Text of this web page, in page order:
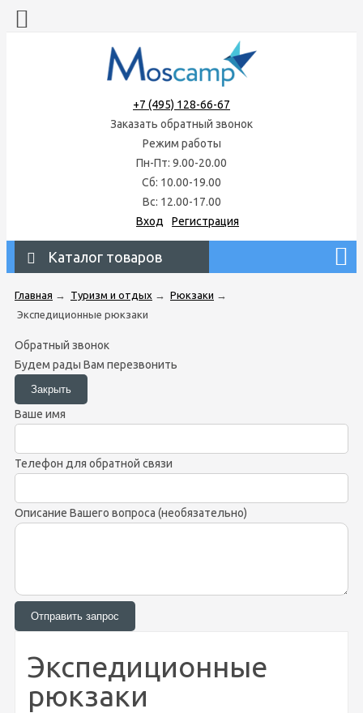
+7 (495) 128-66-67
Заказать обратный звонок
Режим работы
Пн-Пт: 9.00-20.00
Сб: 10.00-19.00
Вс: 12.00-17.00
Вход
Регистрация
Каталог товаров
Главная → Туризм и отдых → Рюкзаки →
Экспедиционные рюкзаки
Обратный звонок
Будем рады Вам перезвонить
Ваше имя
Телефон для обратной связи
Описание Вашего вопроса (необязательно)
Экспедиционные
рюкзаки